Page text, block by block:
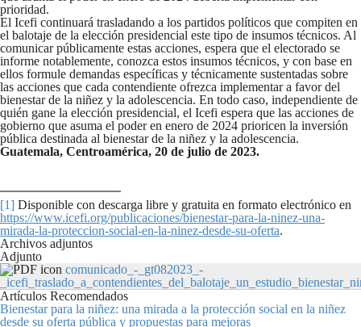
prioridad.
El Icefi continuará trasladando a los partidos políticos que compiten en
el balotaje de la elección presidencial este tipo de insumos técnicos. Al
comunicar públicamente estas acciones, espera que el electorado se
informe notablemente, conozca estos insumos técnicos, y con base en
ellos formule demandas específicas y técnicamente sustentadas sobre
las acciones que cada contendiente ofrezca implementar a favor del
bienestar de la niñez y la adolescencia. En todo caso, independiente de
quién gane la elección presidencial, el Icefi espera que las acciones de
gobierno que asuma el poder en enero de 2024 prioricen la inversión
pública destinada al bienestar de la niñez y la adolescencia.
Guatemala, Centroamérica, 20 de julio de 2023.
[1] Disponible con descarga libre y gratuita en formato electrónico en
https://www.icefi.org/publicaciones/bienestar-para-la-ninez-una-
mirada-la-proteccion-social-en-la-ninez-desde-su-oferta.
Archivos adjuntos
Adjunto
comunicado_-_gt082023_-
Artículos Recomendados
Bienestar para la niñez: una mirada a la protección social en la niñez
desde su oferta pública y propuestas para mejoras